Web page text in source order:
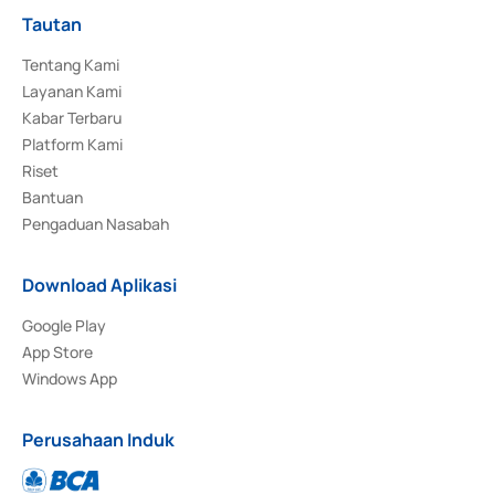
Tautan
Tentang Kami
Layanan Kami
Kabar Terbaru
Platform Kami
Riset
Bantuan
Pengaduan Nasabah
Download Aplikasi
Google Play
App Store
Windows App
Perusahaan Induk